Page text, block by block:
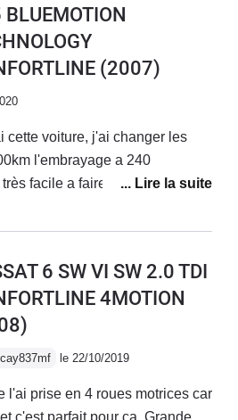
citadine grâce à ses aides
l'epoque.
(2007)
cette voiture, j'ai changer les
l'embrayage a 240
facile a faire sois
très fiable, même a 330
la même! Très bon équipement
le pack Famille : rideau pare-
porte arrière, prise 220v,
coffre, rehausseur intégré dans
6 SW VI SW 2.0 TDI
4MOTION
le 22/10/2019
c'est parfait pour ça. Grande